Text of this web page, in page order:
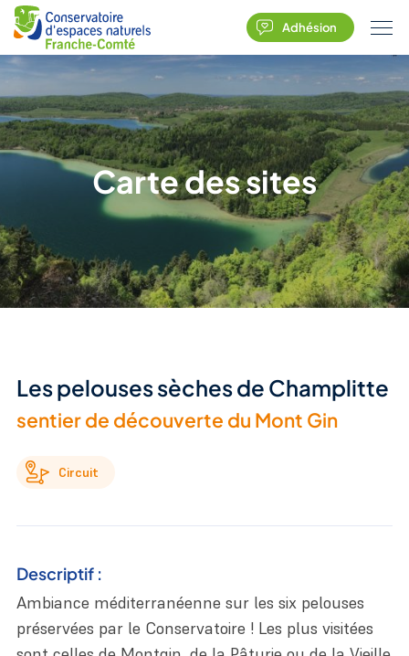
Adhésion
Carte des sites
Les pelouses sèches de Champlitte
sentier de découverte du Mont Gin
Circuit
Descriptif :
Ambiance méditerranéenne sur les six pelouses
préservées par le Conservatoire ! Les plus visitées